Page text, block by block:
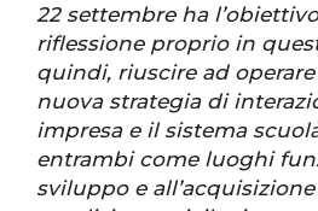
22 settembre ha
riflessione proprio in
quindi, riuscire ad
nuova strategia di
impresa e il sistema
entrambi come luoghi
sviluppo e